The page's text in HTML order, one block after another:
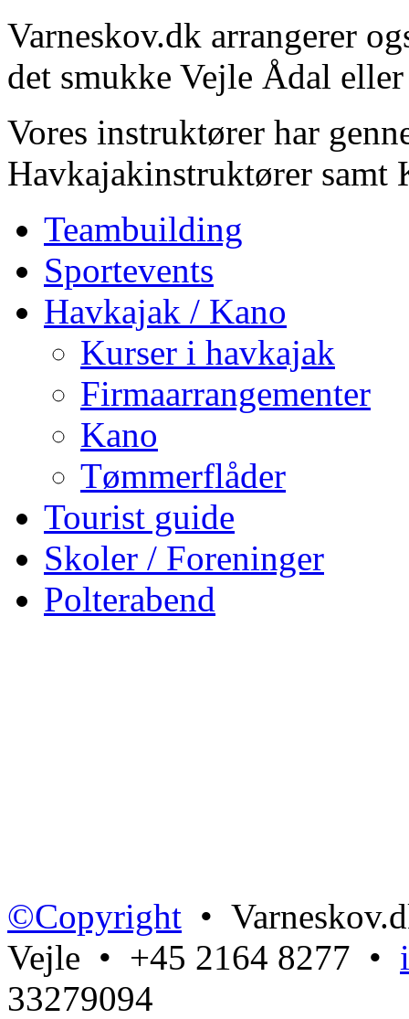
Varneskov.dk arrangerer
det smukke Vejle Ådal eller
Vores instruktører har
Havkajakinstruktører samt
Teambuilding
Sportevents
Havkajak / Kano
Kurser i havkajak
Firmaarrangementer
Kano
Tømmerflåder
Tourist guide
Skoler / Foreninger
Polterabend
©Copyright •
Vejle • +45 2164 8277 •
33279094